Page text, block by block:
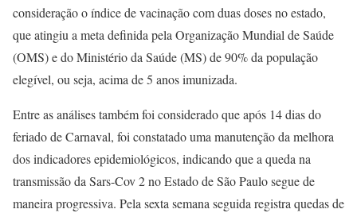
consideração o índice de vacinação com duas doses no estado,
que atingiu a meta definida pela Organização Mundial de Saúde
(OMS) e do Ministério da Saúde (MS) de 90% da população
elegível, ou seja, acima de 5 anos imunizada.
Entre as análises também foi considerado que após 14 dias do
feriado de Carnaval, foi constatado uma manutenção da melhora
dos indicadores epidemiológicos, indicando que a queda na
transmissão da Sars-Cov 2 no Estado de São Paulo segue de
maneira progressiva. Pela sexta semana seguida registra quedas de